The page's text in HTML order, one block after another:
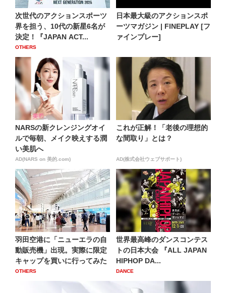
次世代のアクションスポーツ
界を担う、10代の新星6名が
決定！『JAPAN ACT...
OTHERS
日本最大級のアクションスポ
ーツマガジン | FINEPLAY [フ
ァインプレー]
NARSの新クレンジングオイ
ルで毎朝、メイク映えする潤
い美肌へ
AD(NARS on 美的.com)
これが正解！「老後の理想的
な間取り」とは？
AD(株式会社ウェブサポート)
羽田空港に「ニューエラの自
動販売機」出現。実際に限定
キャップを買いに行ってみた
OTHERS
世界最高峰のダンスコンテス
トの日本大会 『ALL JAPAN
HIPHOP DA...
DANCE